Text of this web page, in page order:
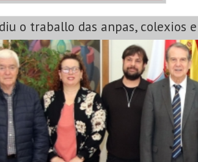
o traballo das anpas, colexios